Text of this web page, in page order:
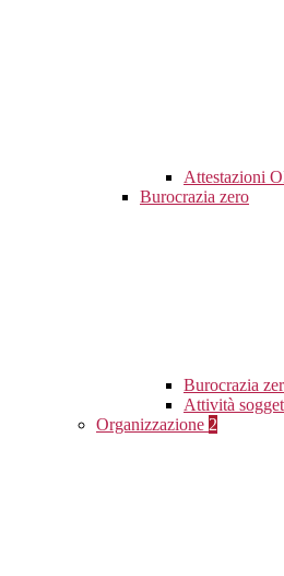
Attestazioni
Burocrazia zero
Burocrazia
Attività
Organizzazione 2